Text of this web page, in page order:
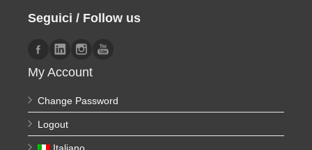
Seguici / Follow us
My Account
Change Password
Logout